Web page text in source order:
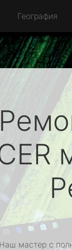
География
Наш мастер с